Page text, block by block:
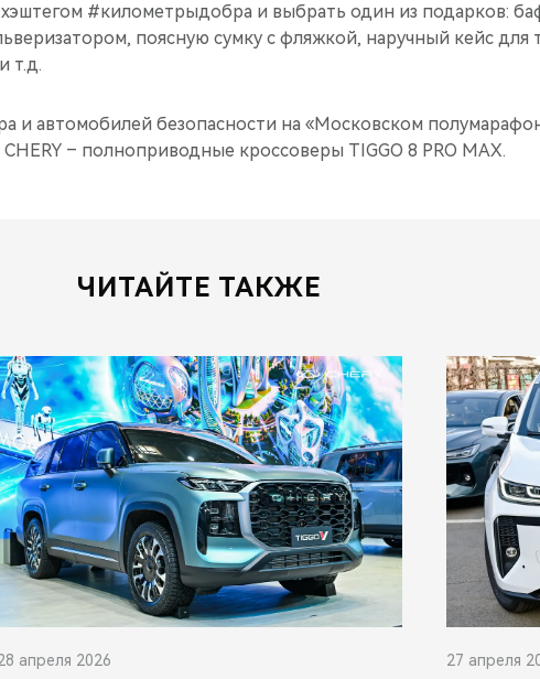
#километрыдобра и выбрать один из подарков:
поясную сумку с фляжкой, наручный кейс для
т.д.
и автомобилей безопасности на «Московском
– полноприводные кроссоверы TIGGO 8 PRO MAX.
ЧИТАЙТЕ ТАКЖЕ
апреля 2026 27 апреля